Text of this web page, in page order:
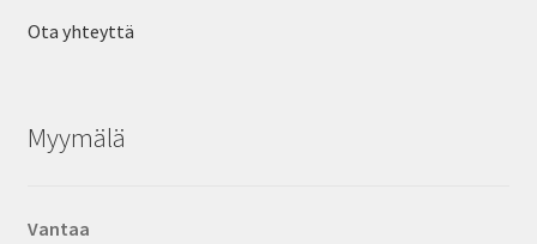
Ota yhteyttä
Myymälä
Vantaa